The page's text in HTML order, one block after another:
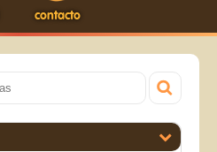
contacto